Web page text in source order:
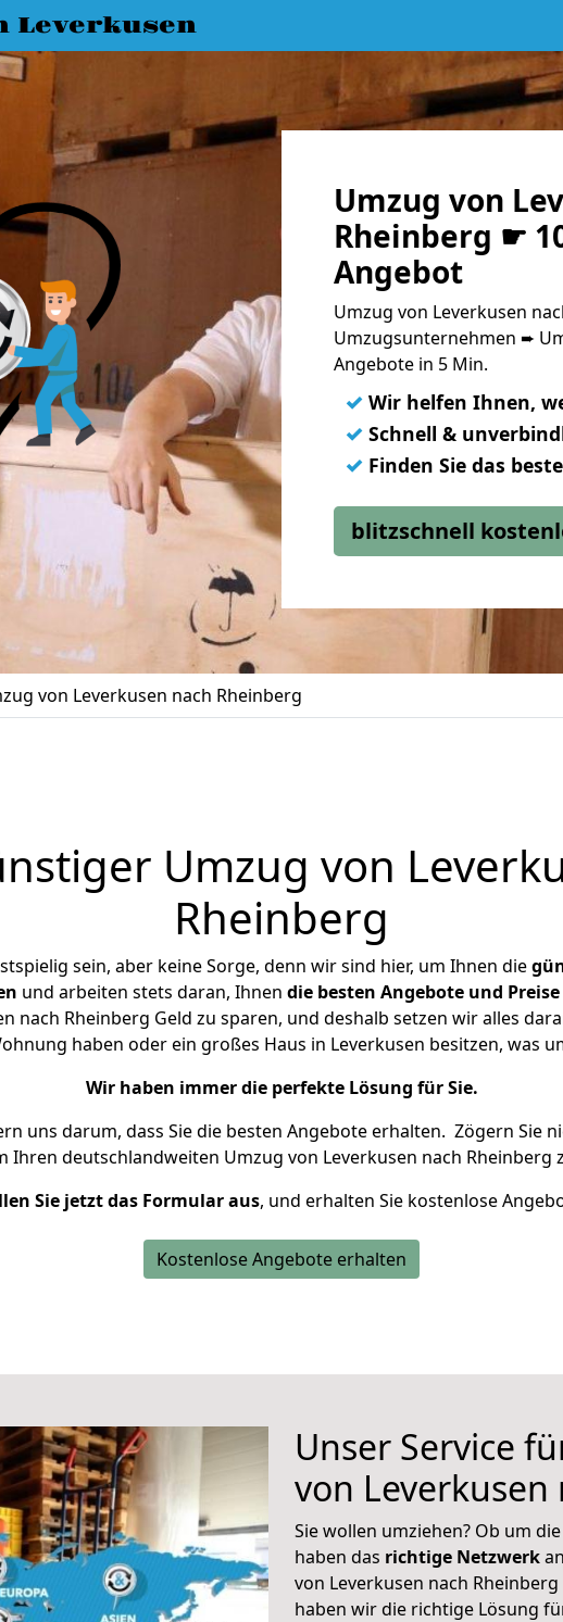
Leverkusen
Umzug von
Rheinberg ☛
Angebot
Umzug von Leverkusen
Umzugsunternehmen ➨
Angebote in 5 Min.
✓ Wir helfen Ihnen,
✓ Schnell &
✓ Finden Sie das
blitzschnell
von Leverkusen nach Rheinberg
Umzug von
Rheinberg
sein, aber keine Sorge, denn wir sind hier, um Ihnen die
und arbeiten stets daran, Ihnen die besten Angebote und Preise
nach Rheinberg Geld zu sparen, und deshalb setzen wir alles
haben oder ein großes Haus in Leverkusen besitzen, was
Wir haben immer die perfekte Lösung für Sie.
uns darum, dass Sie die besten Angebote erhalten. Zögern Sie
Ihren deutschlandweiten Umzug von Leverkusen nach Rheinberg
Sie jetzt das Formular aus, und erhalten Sie kostenlose
Kostenlose Angebote erhalten
Unser Service
von
Sie wollen umziehen? Ob um
haben das richtige Netzwerk
von Leverkusen nach
haben wir die richtige Lösung